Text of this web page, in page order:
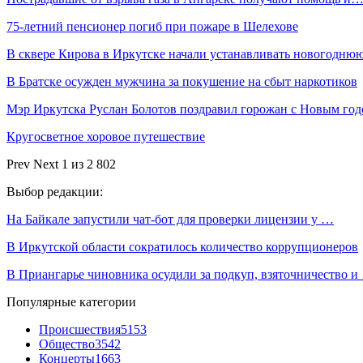
75-летний пенсионер погиб при пожаре в Шелехове
В сквере Кирова в Иркутске начали устанавливать
В Братске осужден мужчина за покушение на сбыт наркотиков
Мэр Иркутска Руслан Болотов поздравил горожан с Новым
Кругосветное хоровое путешествие
Prev Next 1 из 2 802
Выбор редакции:
На Байкале запустили чат‑бот для проверки лицензии у …
В Иркутской области сократилось количество коррупционеров
В Приангарье чиновника осудили за подкуп, взяточничество
Популярные категории
Происшествия5153
Общество3542
Концерты1663